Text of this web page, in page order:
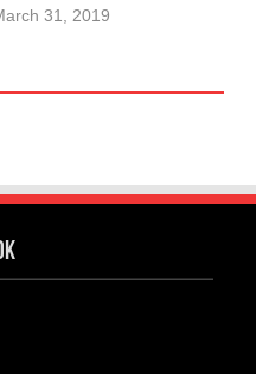
31, 2019